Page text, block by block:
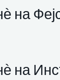
на
на